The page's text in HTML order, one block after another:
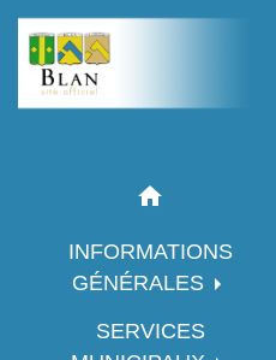
home
INFORMATIONS
GÉNÉRALES
SERVICES